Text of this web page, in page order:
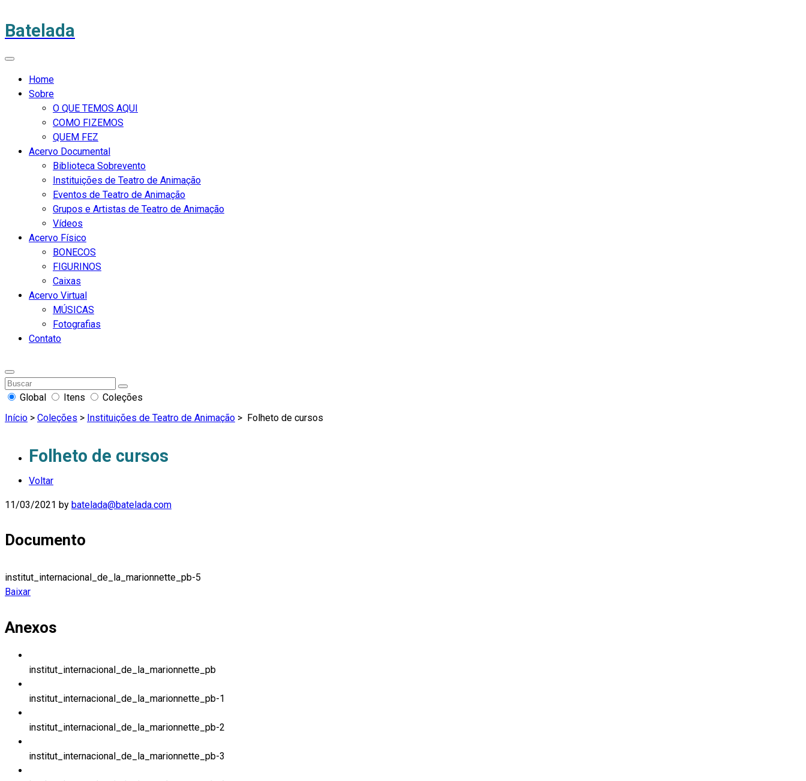
Batelada
Home
Sobre
O QUE TEMOS AQUI
COMO FIZEMOS
QUEM FEZ
Acervo Documental
Biblioteca Sobrevento
Instituições de Teatro de Animação
Eventos de Teatro de Animação
Grupos e Artistas de Teatro de Animação
Vídeos
Acervo Físico
BONECOS
FIGURINOS
Caixas
Acervo Virtual
MÚSICAS
Fotografias
Contato
Global Itens
Coleções
Início > Coleções > Instituições de Teatro de Animação > Folheto de cursos
Folheto de cursos
Voltar
11/03/2021 by batelada@batelada.com
Documento
institut_internacional_de_la_marionnette_pb-5
Baixar
Anexos
institut_internacional_de_la_marionnette_pb
institut_internacional_de_la_marionnette_pb-1
institut_internacional_de_la_marionnette_pb-2
institut_internacional_de_la_marionnette_pb-3